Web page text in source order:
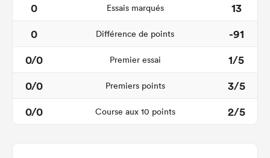
0 Essais marqués
13
0
Différence de points
-91
0/0
Premier essai
1/5
0/0
Premiers points
3/5
0/0
Course aux 10 points 2/5